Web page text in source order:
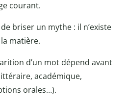
courant.
briser un mythe : il n’existe
matière.
d’un mot dépend avant
académique,
orales…).